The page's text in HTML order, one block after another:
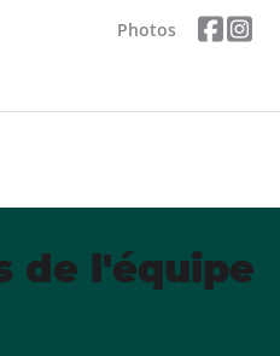
Photos
de l'équipe